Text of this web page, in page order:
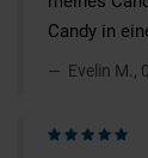
Candy in
Evelin M.,